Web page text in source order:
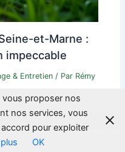
et-Marne :
impeccable
& Entretien / Par Rémy
proposer nos
nos services, vous
pour exploiter
OK